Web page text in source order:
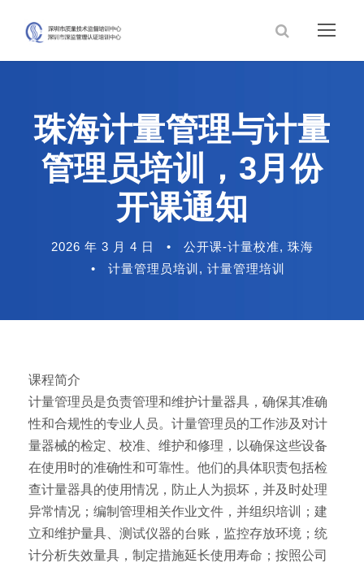
珠海计量管理与计量
管理员培训，3月份
开课通知
2026 年 3 月 4 日 • 公开课-计量校准, 珠海
•
计量管理员培训 , 计量管理培训
课程简介
计量管理员是负责管理和维护计量器具，确保其准确
性和合规性的专业人员。计量管理员的工作涉及对计
量器械的检定、校准、维护和修理，以确保这些设备
在使用时的准确性和可靠性。他们的具体职责包括检
查计量器具的使用情况，防止人为损坏，并及时处理
异常情况；编制管理相关作业文件，并组织培训；建
立和维护量具、测试仪器的台账，监控存放环境；统
计分析失效量具，制定措施延长使用寿命；按照公司